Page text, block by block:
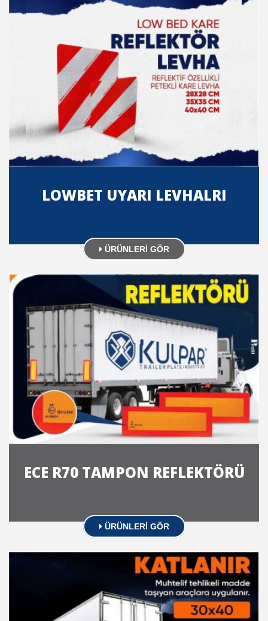
LOWBET UYARI LEVHALRI
ÜRÜNLERİ GÖR
ECE R70 TAMPON REFLEKTÖRÜ
ÜRÜNLERİ GÖR